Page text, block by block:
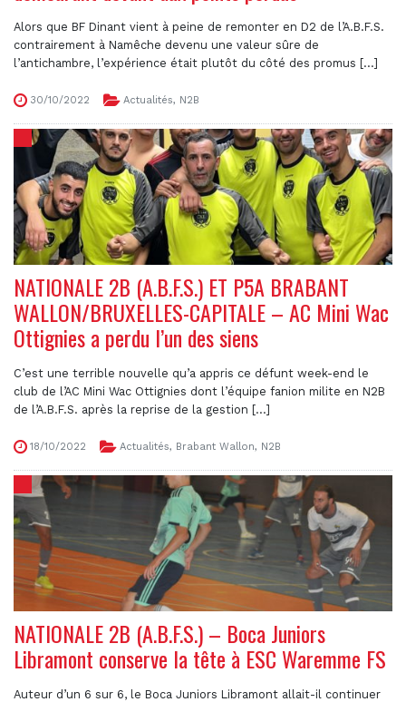
Alors que BF Dinant vient à peine de remonter en D2 de l’A.B.F.S.
contrairement à Namêche devenu une valeur sûre de
l’antichambre, l’expérience était plutôt du côté des promus [...]
30/10/2022 Actualités, N2B
NATIONALE 2B (A.B.F.S.) ET P5A BRABANT
WALLON/BRUXELLES-CAPITALE – AC Mini Wac
Ottignies a perdu l’un des siens
C’est une terrible nouvelle qu’a appris ce défunt week-end le
club de l’AC Mini Wac Ottignies dont l’équipe fanion milite en N2B
de l’A.B.F.S. après la reprise de la gestion [...]
18/10/2022 Actualités, Brabant Wallon, N2B
NATIONALE 2B (A.B.F.S.) – Boca Juniors
Libramont conserve la tête à ESC Waremme FS
Auteur d’un 6 sur 6, le Boca Juniors Libramont allait-il continuer